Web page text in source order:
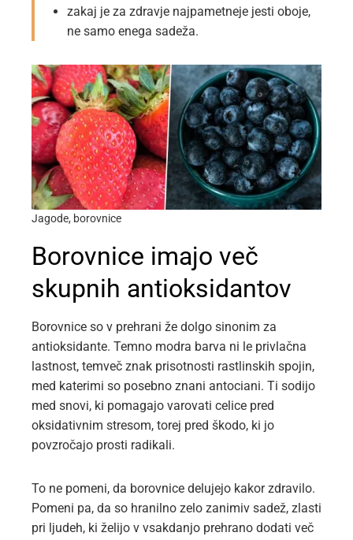
zakaj je za zdravje najpametneje jesti oboje,
ne samo enega sadeža.
Jagode, borovnice
Borovnice imajo več
skupnih antioksidantov
Borovnice so v prehrani že dolgo sinonim za
antioksidante. Temno modra barva ni le privlačna
lastnost, temveč znak prisotnosti rastlinskih spojin,
med katerimi so posebno znani antociani. Ti sodijo
med snovi, ki pomagajo varovati celice pred
oksidativnim stresom, torej pred škodo, ki jo
povzročajo prosti radikali.
To ne pomeni, da borovnice delujejo kakor zdravilo.
Pomeni pa, da so hranilno zelo zanimiv sadež, zlasti
pri ljudeh, ki želijo v vsakdanjo prehrano dodati več